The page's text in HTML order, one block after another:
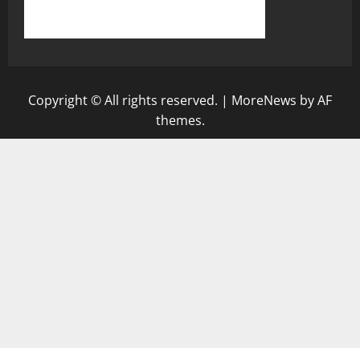
Copyright © All rights reserved. | MoreNews by AF
themes.